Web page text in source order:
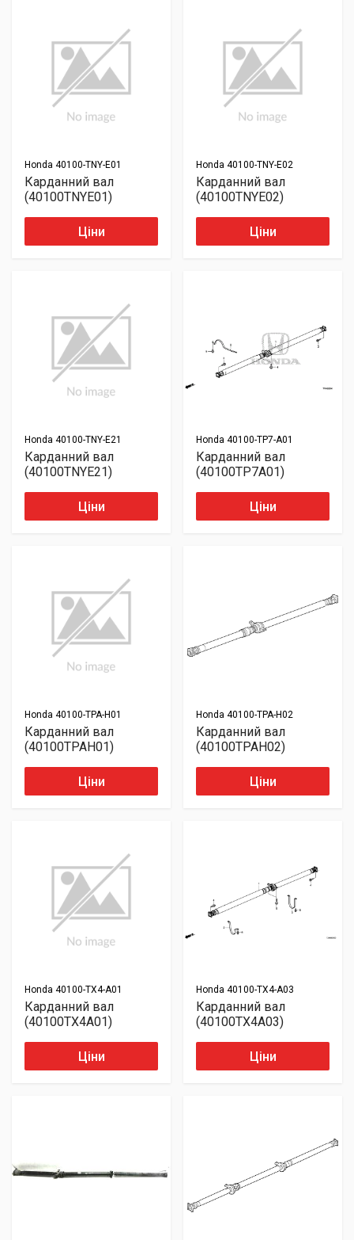
Honda 40100-TNY-E01
Карданний вал
(40100TNYE01)
Ціни
Honda 40100-TNY-E02
Карданний вал
(40100TNYE02)
Ціни
Honda 40100-TNY-E21
Карданний вал
(40100TNYE21)
Ціни
Honda 40100-TP7-A01
Карданний вал
(40100TP7A01)
Ціни
Honda 40100-TPA-H01
Карданний вал
(40100TPAH01)
Ціни
Honda 40100-TPA-H02
Карданний вал
(40100TPAH02)
Ціни
Honda 40100-TX4-A01
Карданний вал
(40100TX4A01)
Ціни
Honda 40100-TX4-A03
Карданний вал
(40100TX4A03)
Ціни